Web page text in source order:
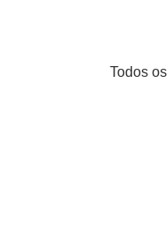
Todos